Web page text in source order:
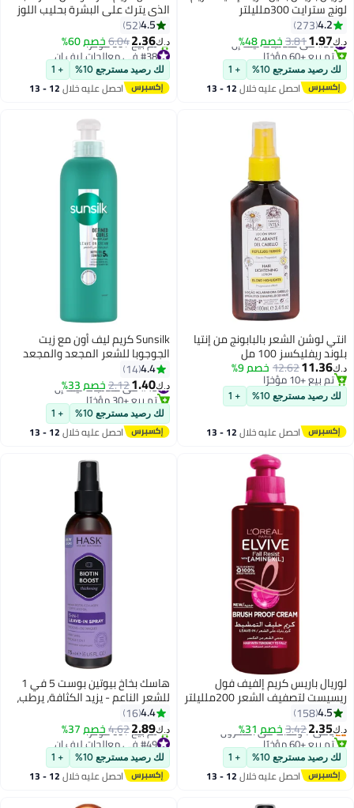
لونج سترايت 300ملليلتر
4.2
273
د.ك‏1.97
3.81خصم 48% #26 في معالجات ليف إن
تم بيع +60 مؤخرًا
#26 في معالجات ليف إن
لك رصيد مسترجع 10% + 1
احصل عليه خلال 12 - 13
الذي يترك على البشرة بحليب اللوز
المغذي 400 مل، عبوة مزدوجة
4.5
52
د.ك‏2.36
6.04خصم 60%
#38 في معالجات ليف إن
بتخلّص بسرعة
تم بيع +50 مؤخرًا
#38 في معالجات ليف إن
لك رصيد مسترجع 10% + 1
احصل عليه خلال 12 - 13
انتي لوشن الشعر بالبابونج من إنتيا
بلوند ريفليكسز 100 مل
د.ك‏11.36
12.62خصم 9%
تم بيع +10 مؤخرًا
تم بيع +10 مؤخرًا
لك رصيد مسترجع 10% + 1
احصل عليه خلال 12 - 13
Sunsilk كريم ليف أون مع زيت
الجوجوبا للشعر المجعد والمجعد
لتعريف التجاعيد
4.4
14
د.ك‏1.40
2.12خصم 33% #48 في معالجات ليف إن
تم بيع +30 مؤخرًا
#48 في معالجات ليف إن
لك رصيد مسترجع 10% + 1
احصل عليه خلال 12 - 13
لوريال باريس كريم إلفيف فول
ريسيست لتصفيف الشعر 200ملليلتر
4.5
158
د.ك‏2.35
3.42خصم 31%
#37 في معالجات ليف إن
أقل سعر في 7 يوم
باقي 7 وحدات في المخزون
تم بيع +60 مؤخرًا
#37 في معالجات ليف إن
لك رصيد مسترجع 10% + 1
احصل عليه خلال 12 - 13
اغسطس
هاسك بخاخ بيوتين بوست 5 في 1
للشعر الناعم - يزيد الكثافة، يرطب،
يفك التشابك، يضيف اللمعان ويوفر
حماية حرارية
4.4
16
د.ك‏2.89
4.62خصم 37%
#49 في معالجات ليف إن
أقل سعر في 7 يوم
تم بيع +60 مؤخرًا
#49 في معالجات ليف إن
لك رصيد مسترجع 10% + 1
احصل عليه خلال 12 - 13
اغسطس